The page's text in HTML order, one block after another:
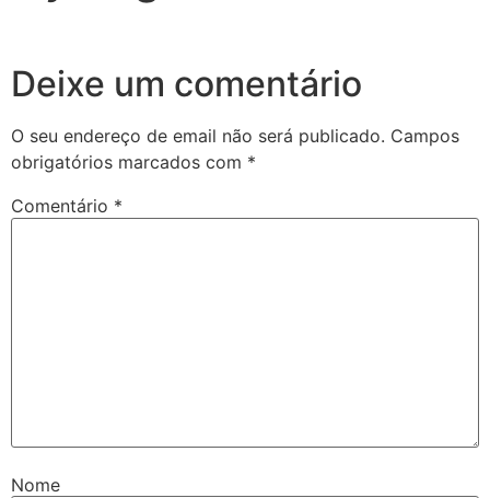
Deixe um comentário
O seu endereço de email não será publicado. Campos
obrigatórios marcados com *
Comentário *
Nome